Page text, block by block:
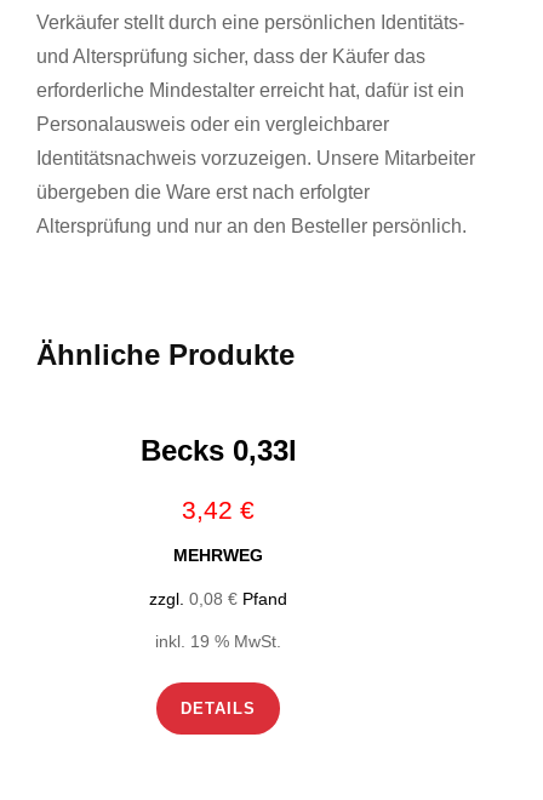
Verkäufer stellt durch eine persönlichen Identitäts-
und Altersprüfung sicher, dass der Käufer das
erforderliche Mindestalter erreicht hat, dafür ist ein
Personalausweis oder ein vergleichbarer
Identitätsnachweis vorzuzeigen. Unsere Mitarbeiter
übergeben die Ware erst nach erfolgter
Altersprüfung und nur an den Besteller persönlich.
Ähnliche Produkte
Becks 0,33l
3,42 €
MEHRWEG
zzgl. 0,08 € Pfand
inkl. 19 % MwSt.
DETAILS